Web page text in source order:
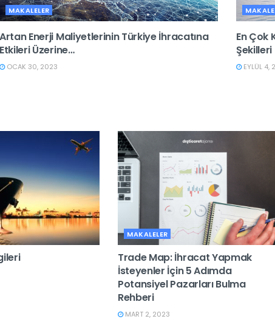
MAKALELER
Artan Enerji Maliyetlerinin Türkiye İhracatına
Etkileri Üzerine…
OCAK 30, 2023
En Çok
Şekilleri
EYLÜL 4,
MAKALELER
Trade Map: İhracat Yapmak
İsteyenler İçin 5 Adımda
Potansiyel Pazarları Bulma
Rehberi
MART 2, 2023